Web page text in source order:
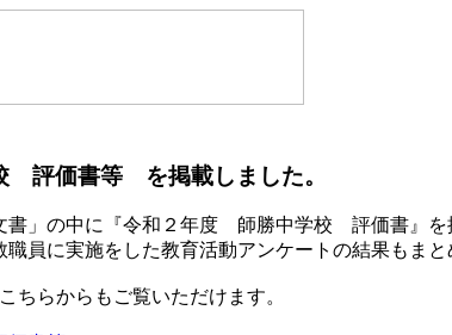
評価書等 を掲載しました。
」の中に『令和２年度 師勝中学校 評価書』を
員に実施をした教育活動アンケートの結果もまと
ちらからもご覧いただけます。